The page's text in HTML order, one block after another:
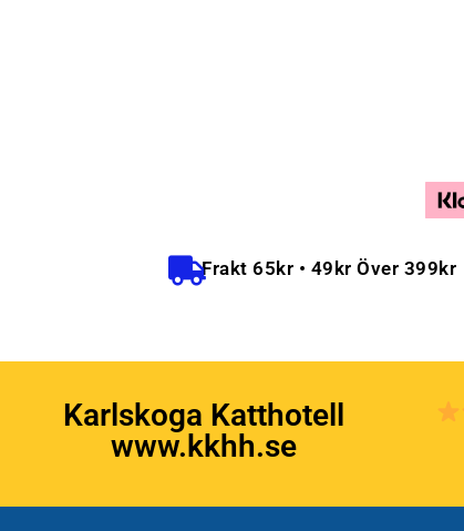
Frakt 65kr • 49kr Över 399kr
Karlskoga Katthotell
www.kkhh.se